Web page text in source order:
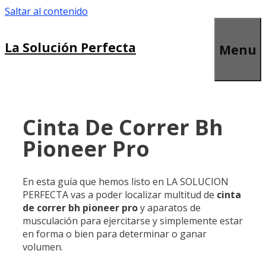
Saltar al contenido
La Solución Perfecta Menu
Cinta De Correr Bh
Pioneer Pro
En esta guía que hemos listo en LA SOLUCION
PERFECTA vas a poder localizar multitud de cinta
de correr bh pioneer proy aparatos de
musculación para ejercitarse y simplemente estar
en forma o bien para determinar o ganar
volumen.